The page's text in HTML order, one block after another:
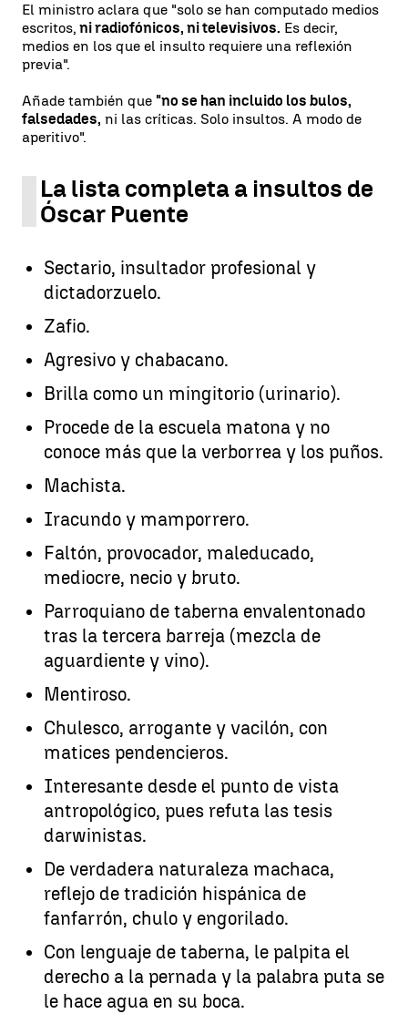
El ministro aclara que "solo se han computado medios
escritos, ni radiofónicos, ni televisivos. Es decir,
medios en los que el insulto requiere una reflexión
previa".
Añade también que "no se han incluido los bulos,
falsedades, ni las críticas. Solo insultos. A modo de
aperitivo".
La lista completa a insultos de
Óscar Puente
Sectario, insultador profesional y
dictadorzuelo.
Zafio.
Agresivo y chabacano.
Brilla como un mingitorio (urinario).
Procede de la escuela matona y no
conoce más que la verborrea y los puños.
Machista.
Iracundo y mamporrero.
Faltón, provocador, maleducado,
mediocre, necio y bruto.
Parroquiano de taberna envalentonado
tras la tercera barreja (mezcla de
aguardiente y vino).
Mentiroso.
Chulesco, arrogante y vacilón, con
matices pendencieros.
Interesante desde el punto de vista
antropológico, pues refuta las tesis
darwinistas.
De verdadera naturaleza machaca,
reflejo de tradición hispánica de
fanfarrón, chulo y engorilado.
Con lenguaje de taberna, le palpita el
derecho a la pernada y la palabra puta se
le hace agua en su boca.